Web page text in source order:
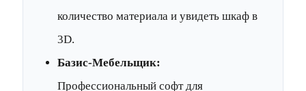
количество материала и увидеть шкаф в
3D.
Базис-Мебельщик:
Профессиональный софт для